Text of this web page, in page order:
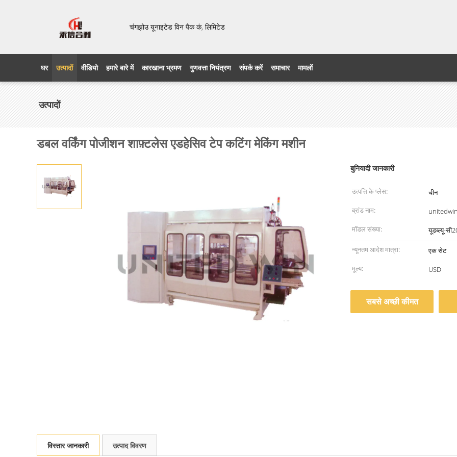
चंगझोउ यूनाइटेड विन पैक कं, लिमिटेड
घर उत्पादों वीडियो हमारे बारे में कारखाना भ्रमण गुणवत्ता नियंत्रण संपर्क करें समाचार मामलों
उत्पादों
डबल वर्किंग पोजीशन शाफ़्टलेस एडहेसिव टेप कटिंग मेकिंग मशीन
बुनियादी जानकारी
उत्पत्ति के प्लेस:
चीन
ब्रांड नाम:
unitedwin
मॉडल संख्या:
यूडब्ल्यू-
न्यूनतम आदेश मात्रा:
एक सेट
मूल्य:
USD
सबसे अच्छी कीमत
विस्तार जानकारी उत्पाद विवरण